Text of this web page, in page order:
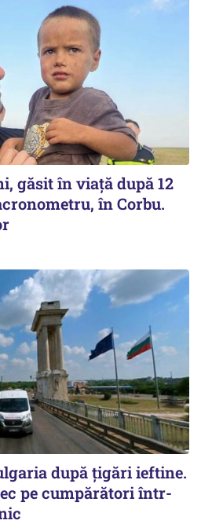
găsit în viață după 12
în Corbu.
după țigări ieftine.
pe cumpărători într-